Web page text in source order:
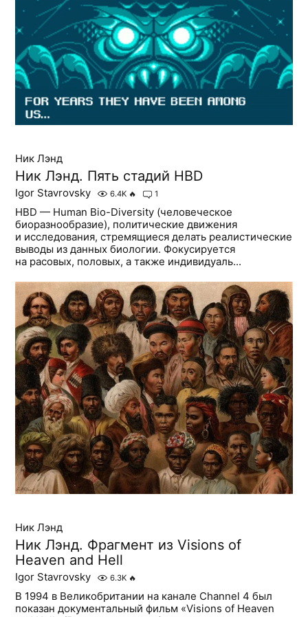
Ник Лэнд
Ник Лэнд. Пять стадий HBD
Igor Stavrovsky 6.4K 🔥 1
HBD — Human Bio-Diversity (человеческое
биоразнообразие), политические движения
и исследования, стремящиеся делать реалистические
выводы из данных биологии. Фокусируется
на расовых, половых, а также индивидуаль...
Ник Лэнд
Ник Лэнд. Фрагмент из Visions of
Heaven and Hell
Igor Stavrovsky 6.3K 🔥
В 1994 в Великобритании на канале Channel 4 был
показан документальный фильм «Visions of Heaven